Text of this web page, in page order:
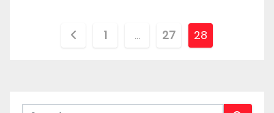
Paginación
1 … 27 28